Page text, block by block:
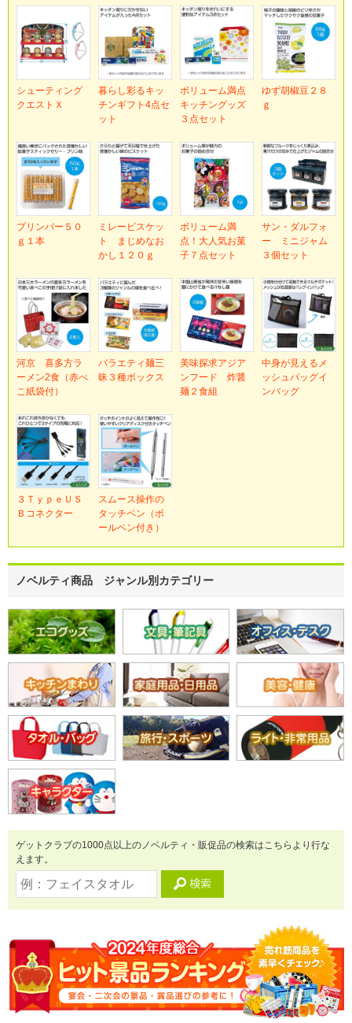
シューティング
クエストＸ
暮らし彩るキッ
チンギフト4点セ
ット
ボリューム満点
キッチングッズ
３点セット
ゆず胡椒豆２８
ｇ
プリンバー５０
ｇ１本
ミレービスケッ
ト まじめなお
かし１２０ｇ
ボリューム満
点！大人気お菓
子７点セット
サン・ダルフォ
ー ミニジャム
３個セット
河京 喜多方ラ
ーメン2食（赤べ
こ紙袋付）
バラエティ麺三
昧３種ボックス
美味探求アジア
ンフード 炸醤
麺２食組
中身が見えるメ
ッシュバッグイ
ンバッグ
３ＴｙｐｅＵＳ
Ｂコネクター
スムース操作の
タッチペン（ボ
ールペン付き）
ノベルティ商品 ジャンル別カテゴリー
ゲットクラブの1000点以上のノベルティ・販促品の検索はこちらより行な
えます。